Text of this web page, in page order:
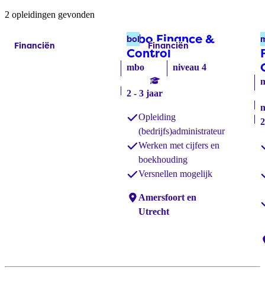
Opleidingsoverzicht
2 opleidingen gevonden
Mbo Finance &
Control(bol)
mbo niveau 4
2 - 3 jaar
bol
Opleiding
(bedrijfs)administrateur
Werken met cijfers en
boekhouding
Versnellen mogelijk
Locaties:
Amersfoort en
Utrecht
Labels:
Financiën Labels:
Financiën